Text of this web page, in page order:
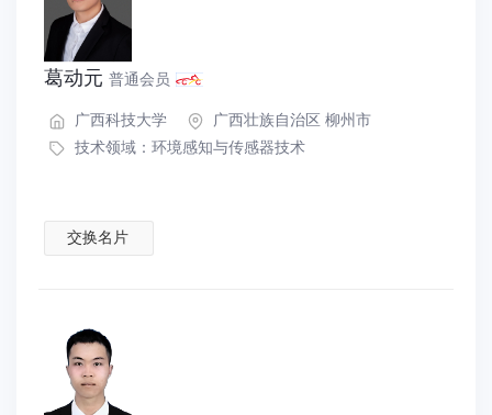
葛动元 普通会员
广西科技大学
广西壮族自治区 柳州市
技术领域： 环境感知与传感器技术
交换名片